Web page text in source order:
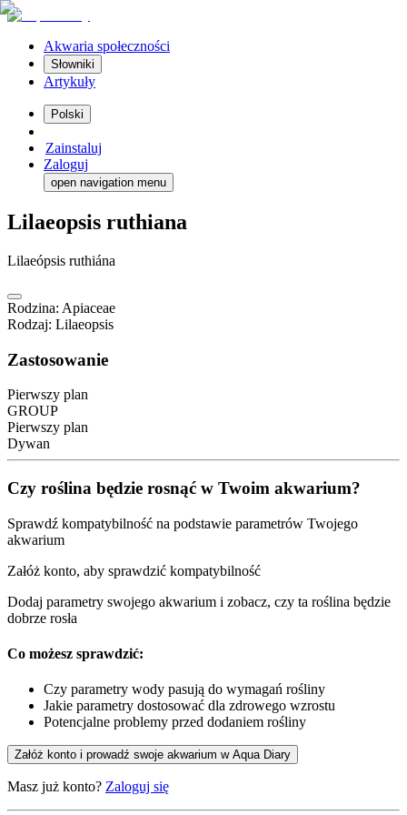
Akwaria społeczności
Słowniki
Artykuły
Polski
Zainstaluj
Zaloguj
open navigation menu
Lilaeopsis ruthiana
Lilaeópsis ruthiána
Rodzina: Apiaceae
Rodzaj: Lilaeopsis
Zastosowanie
Pierwszy plan
GROUP
Pierwszy plan
Dywan
Czy roślina będzie rosnąć w Twoim akwarium?
Sprawdź kompatybilność na podstawie parametrów Twojego
akwarium
Załóż konto, aby sprawdzić kompatybilność
Dodaj parametry swojego akwarium i zobacz, czy ta roślina będzie
dobrze rosła
Co możesz sprawdzić:
Czy parametry wody pasują do wymagań rośliny
Jakie parametry dostosować dla zdrowego wzrostu
Potencjalne problemy przed dodaniem rośliny
Załóż konto i prowadź swoje akwarium w Aqua Diary
Masz już konto? Zaloguj się